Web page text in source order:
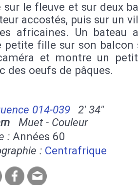
sur le fleuve et sur deux
accostés, puis sur un
africaines. Un bateau
petite fille sur son balcon
et montre un
des oeufs de pâques.
014-039
2' 34''
Muet - Couleur
: Années 60
: Centrafrique